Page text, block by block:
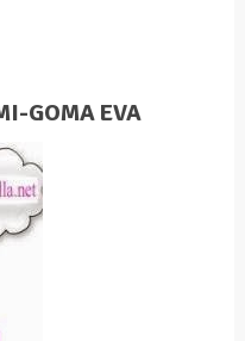
GOMA EVA